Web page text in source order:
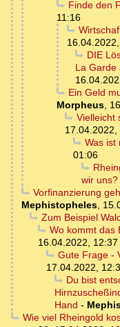
Finde den
11:16
DIE
La Garde
Ein Geld
Morpheus,
Vielleicht
17.04.2022,
Was ist
01:06
wir uns?
Vorfinanzierung
Mephistopheles,
Zum Beispiel
Wo kommt das
16.04.2022, 12:37
Gute Frage -
17.04.2022,
Du bist
Hand -
Wie viel Rheingold